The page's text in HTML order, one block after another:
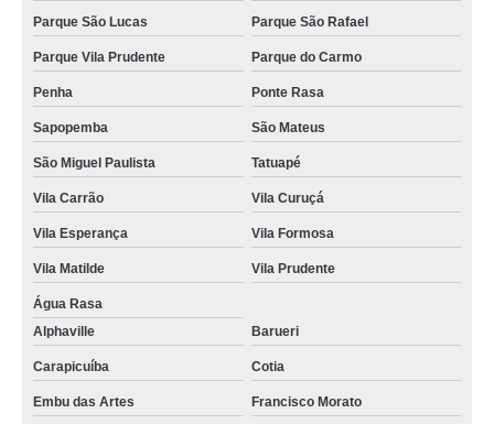
Parque São Lucas Parque São Rafael
Parque Vila Prudente Parque do Carmo
Penha Ponte Rasa
Sapopemba São Mateus
São Miguel Paulista Tatuapé
Vila Carrão Vila Curuçá
Vila Esperança Vila Formosa
Vila Matilde Vila Prudente
Água Rasa
Alphaville
Barueri
Carapicuíba Cotia
Embu das Artes Francisco Morato